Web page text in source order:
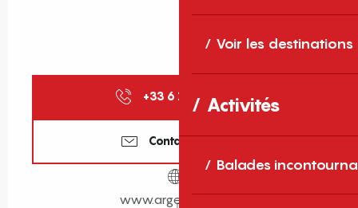
Voir les destinations
Activités
Balades
+33 6 19 76 27 ▒▒
Contactez-nous
www.argelesvelos.fr